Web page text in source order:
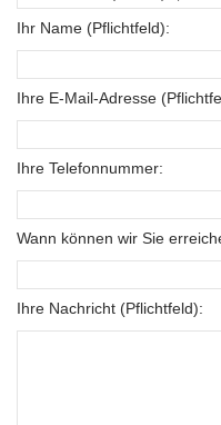
Ihr Name (Pflichtfeld):
Ihre E-Mail-Adresse
Ihre Telefonnummer:
Wann können wir Sie
Ihre Nachricht (Pflichtfeld):